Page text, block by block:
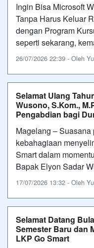
Ingin Bisa Microsoft
Tanpa Harus Keluar
dengan Program
seperti sekarang,
26/07/2026 22:39 - Oleh
Selamat Ulang
Wusono, S.Kom.,
Pengabdian bagi
Magelang –
kebahagiaan
Smart dalam
Bapak Elyon Sadar
17/07/2026 13:32 - Oleh
Selamat Datang
Semester Baru dan
LKP Go Smart